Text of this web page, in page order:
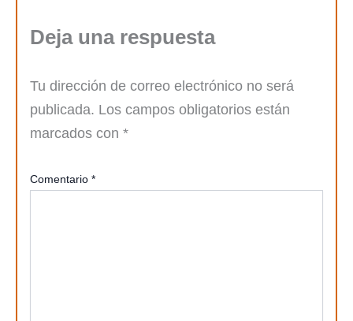
Deja una respuesta
Tu dirección de correo electrónico no será
publicada. Los campos obligatorios están
marcados con *
Comentario *